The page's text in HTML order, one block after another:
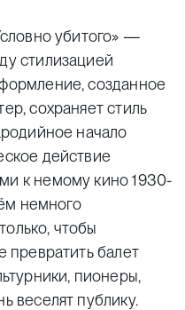
убитого» —
стилизацией
созданное
сохраняет стиль
начало
действие
к немому кино 1930-
немного
чтобы
превратить балет
пионеры,
веселят публику.